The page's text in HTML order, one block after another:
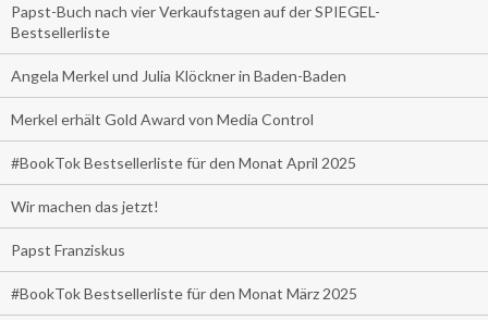
Papst-Buch nach vier Verkaufstagen auf der SPIEGEL-
Bestsellerliste
Angela Merkel und Julia Klöckner in Baden-Baden
Merkel erhält Gold Award von Media Control
#BookTok Bestsellerliste für den Monat April 2025
Wir machen das jetzt!
Papst Franziskus
#BookTok Bestsellerliste für den Monat März 2025